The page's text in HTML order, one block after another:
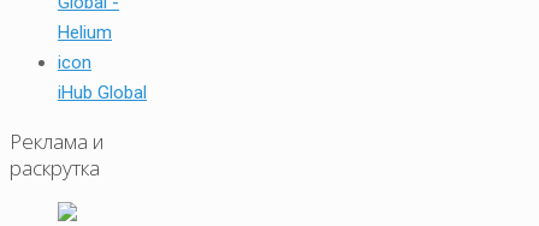
iHub Global
Реклама и
раскрутка